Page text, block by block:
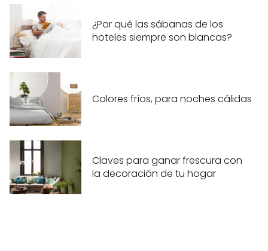
¿Por qué las sábanas de los
hoteles siempre son blancas?
Colores fríos, para noches cálidas
Claves para ganar frescura con
la decoración de tu hogar